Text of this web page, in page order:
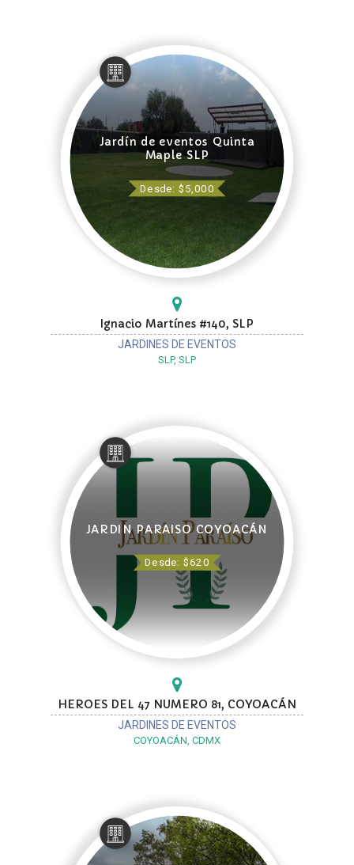
Jardín de eventos Quinta
Maple SLP
Desde: $5,000
Ignacio Martínes #140, SLP
JARDINES DE EVENTOS
SLP, SLP
JARDIN PARAISO COYOACÁN
Desde: $620
HEROES DEL 47 NUMERO 81, COYOACÁN
JARDINES DE EVENTOS
COYOACÁN, CDMX